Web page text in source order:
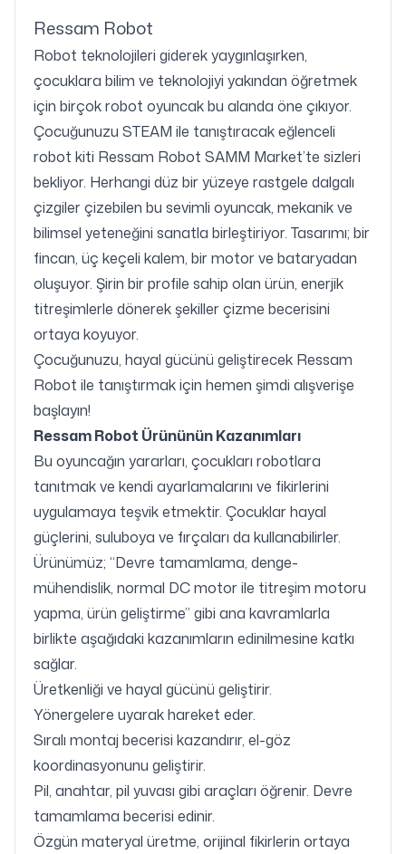
Ressam Robot
Robot teknolojileri giderek yaygınlaşırken,
çocuklara bilim ve teknolojiyi yakından öğretmek
için birçok robot oyuncak bu alanda öne çıkıyor.
Çocuğunuzu STEAM ile tanıştıracak eğlenceli
robot kiti Ressam Robot SAMM Market’te sizleri
bekliyor. Herhangi düz bir yüzeye rastgele dalgalı
çizgiler çizebilen bu sevimli oyuncak, mekanik ve
bilimsel yeteneğini sanatla birleştiriyor. Tasarımı; bir
fincan, üç keçeli kalem, bir motor ve bataryadan
oluşuyor. Şirin bir profile sahip olan ürün, enerjik
titreşimlerle dönerek şekiller çizme becerisini
ortaya koyuyor.
Çocuğunuzu, hayal gücünü geliştirecek Ressam
Robot ile tanıştırmak için hemen şimdi alışverişe
başlayın!
Ressam Robot Ürününün Kazanımları
Bu oyuncağın yararları, çocukları robotlara
tanıtmak ve kendi ayarlamalarını ve fikirlerini
uygulamaya teşvik etmektir. Çocuklar hayal
güçlerini, suluboya ve fırçaları da kullanabilirler.
Ürünümüz; “Devre tamamlama, denge-
mühendislik, normal DC motor ile titreşim motoru
yapma, ürün geliştirme” gibi ana kavramlarla
birlikte aşağıdaki kazanımların edinilmesine katkı
sağlar.
Üretkenliği ve hayal gücünü geliştirir.
Yönergelere uyarak hareket eder.
Sıralı montaj becerisi kazandırır, el-göz
koordinasyonunu geliştirir.
Pil, anahtar, pil yuvası gibi araçları öğrenir. Devre
tamamlama becerisi edinir.
Özgün materyal üretme, orijinal fikirlerin ortaya